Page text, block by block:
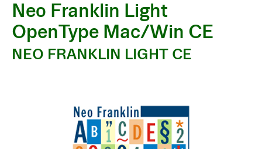
Neo Franklin Light
OpenType Mac/Win CE
NEO FRANKLIN LIGHT CE